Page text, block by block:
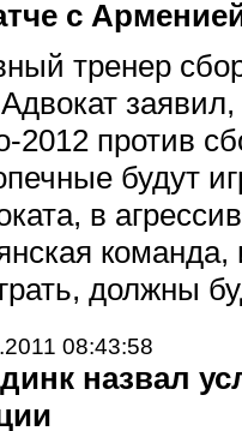
с
тренер
2012 против
будут
в
команда,
должны
08:43:58
назвал